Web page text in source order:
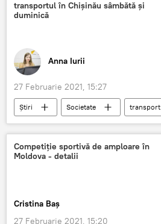
transportul în Chișinău sâmbătă și
duminică
Anna Iurii
27 Februarie 2021, 15:27
Știri Societate
transport
chișinău
weekend
Competiție sportivă de amploare în
Moldova - detalii
Cristina Baș
27 Februarie 2021, 15:20